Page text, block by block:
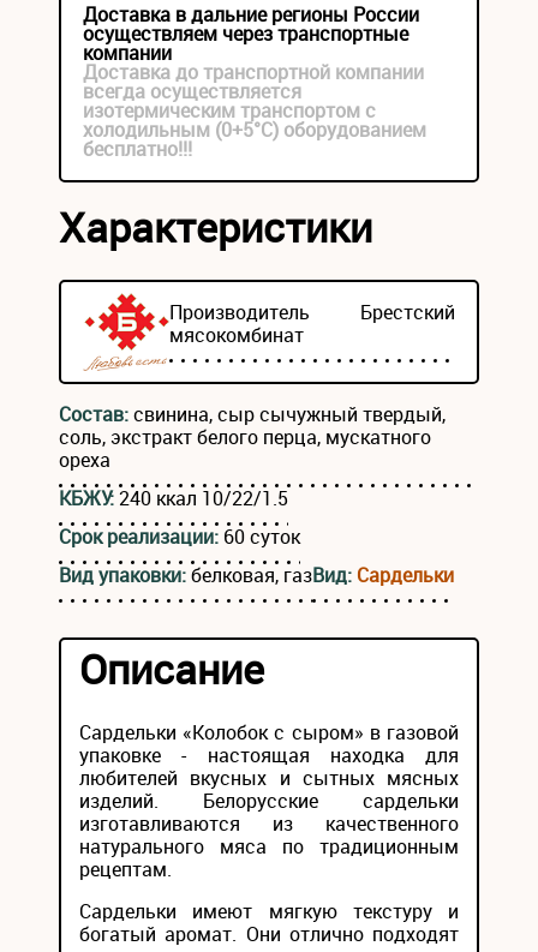
Доставка в дальние регионы России
осуществляем через транспортные
компании
Доставка до транспортной компании
всегда осуществляется
изотермическим транспортом с
холодильным (0+5°С) оборудованием
бесплатно!!!
Характеристики
Производитель Брестский
мясокомбинат
Состав:свинина, сыр сычужный твердый,
соль, экстракт белого перца, мускатного
ореха
КБЖУ:240 ккал 10/22/1.5
Срок реализации: 60 суток
Вид упаковки:белковая, газВид: Сардельки
Описание
Сардельки «Колобок с сыром» в газовой
упаковке - настоящая находка для
любителей вкусных и сытных мясных
изделий. Белорусские сардельки
изготавливаются из качественного
натурального мяса по традиционным
рецептам.
Сардельки имеют мягкую текстуру и
богатый аромат. Они отлично подходят